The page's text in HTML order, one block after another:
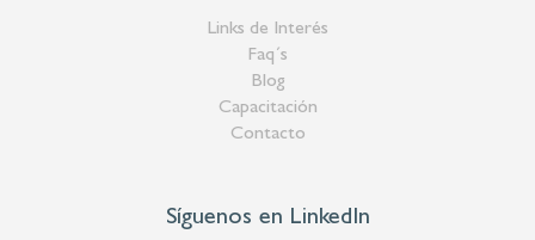
Links de Interés
Faq´s
Blog
Capacitación
Contacto
Síguenos en LinkedIn